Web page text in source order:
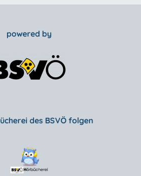
powered by
des BSVÖ folgen